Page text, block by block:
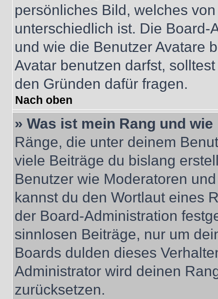
persönliches Bild, welches
unterschiedlich ist. Die
und wie die Benutzer Avatare
Avatar benutzen darfst,
den Gründen dafür fragen.
Nach oben
» Was ist mein Rang und
Ränge, die unter deinem
viele Beiträge du bislang
Benutzer wie Moderatoren
kannst du den Wortlaut eines
der Board-Administration
sinnlosen Beiträge, nur um
Boards dulden dieses
Administrator wird deinen
zurücksetzen.